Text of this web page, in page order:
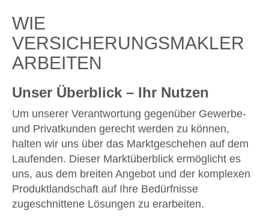
WIE
VERSICHERUNGSMAKLER
ARBEITEN
Unser Überblick – Ihr Nutzen
Um unserer Verantwortung gegenüber Gewerbe-
und Privatkunden gerecht werden zu können,
halten wir uns über das Marktgeschehen auf dem
Laufenden. Dieser Marktüberblick ermöglicht es
uns, aus dem breiten Angebot und der komplexen
Produktlandschaft auf Ihre Bedürfnisse
zugeschnittene Lösungen zu erarbeiten.